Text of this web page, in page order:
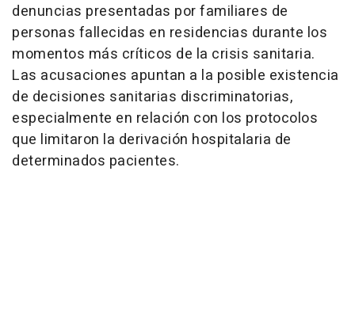
denuncias presentadas por familiares de
personas fallecidas en residencias durante los
momentos más críticos de la crisis sanitaria.
Las acusaciones apuntan a la posible existencia
de decisiones sanitarias discriminatorias,
especialmente en relación con los protocolos
que limitaron la derivación hospitalaria de
determinados pacientes.